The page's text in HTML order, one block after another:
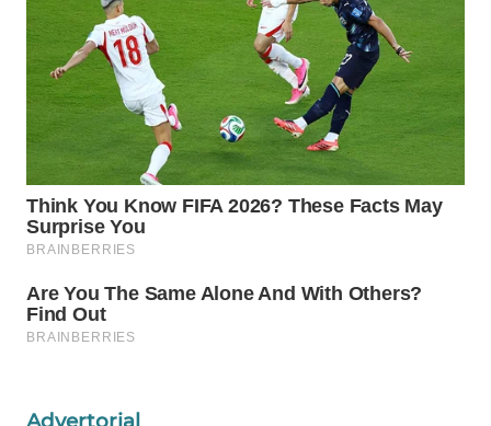
Advertorial
WAHANA
TV
WAHANANEWS
WAHANANEWS
CO ID
NET